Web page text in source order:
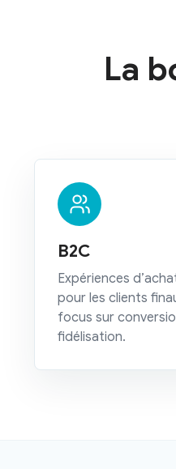
La
B2C
Expériences
pour les clients
focus sur
fidélisation.